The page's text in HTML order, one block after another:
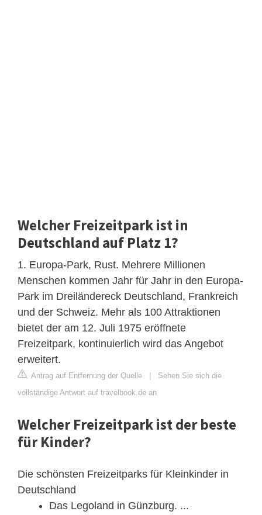
Welcher Freizeitpark ist in
Deutschland auf Platz 1?
1. Europa-Park, Rust. Mehrere Millionen
Menschen kommen Jahr für Jahr in den Europa-
Park im Dreiländereck Deutschland, Frankreich
und der Schweiz. Mehr als 100 Attraktionen
bietet der am 12. Juli 1975 eröffnete
Freizeitpark, kontinuierlich wird das Angebot
erweitert.
Antrag auf Entfernung der Quelle
Sehen Sie sich die
vollständige Antwort auf travelbook.de an
Welcher Freizeitpark ist der beste
für Kinder?
Die schönsten Freizeitparks für Kleinkinder in
Deutschland
Das Legoland in Günzburg. ...